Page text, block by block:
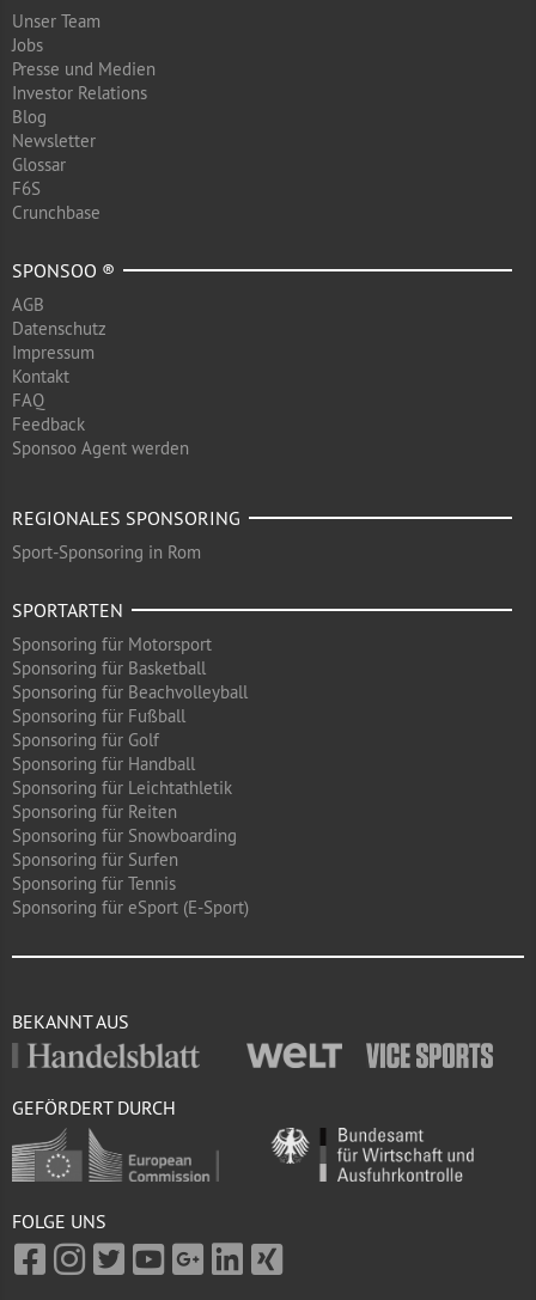
Unser Team
Jobs
Presse und Medien
Investor Relations
Blog
Newsletter
Glossar
F6S
Crunchbase
SPONSOO ®
AGB
Datenschutz
Impressum
Kontakt
FAQ
Feedback
Sponsoo Agent werden
REGIONALES SPONSORING
Sport-Sponsoring in Rom
SPORTARTEN
Sponsoring für Motorsport
Sponsoring für Basketball
Sponsoring für Beachvolleyball
Sponsoring für Fußball
Sponsoring für Golf
Sponsoring für Handball
Sponsoring für Leichtathletik
Sponsoring für Reiten
Sponsoring für Snowboarding
Sponsoring für Surfen
Sponsoring für Tennis
Sponsoring für eSport (E-Sport)
BEKANNT AUS
GEFÖRDERT DURCH
FOLGE UNS